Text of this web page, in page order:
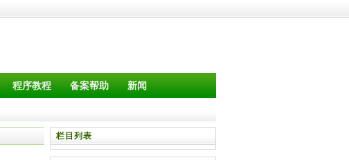
程序教程 备案帮助 新闻
栏目列表